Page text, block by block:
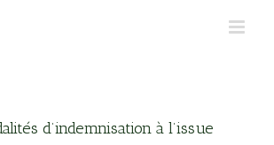
d’indemnisation à l’issue